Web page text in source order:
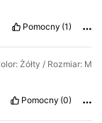
Pomocny (1)
Żółty / Rozmiar: M
Pomocny (0)